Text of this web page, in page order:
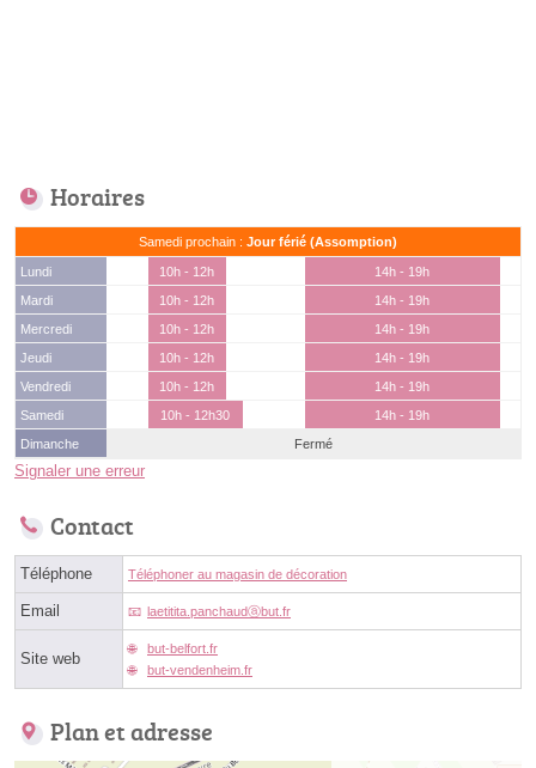
Horaires
Samedi prochain : Jour férié (Assomption)
Lundi 10h - 12h
14h - 19h
Mardi
10h - 12h
14h - 19h
Mercredi
10h - 12h
14h - 19h
Jeudi
10h - 12h
14h - 19h
Vendredi
10h - 12h
14h - 19h
Samedi
10h - 12h30
14h - 19h
Dimanche
Fermé
Signaler une erreur
Contact
Téléphone Téléphoner au magasin de décoration
Email laetitita.panchaudⓐbut.fr
Site web
but-belfort.fr
but-vendenheim.fr
Plan et adresse